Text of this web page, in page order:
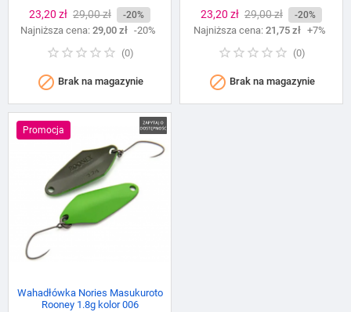
Cena
23,20 zł Cena
podstawowa
29,00 zł -20%
Najniższa cena: 29,00 zł -20%
(0)
 Brak na magazynie
Cena
23,20 zł Cena
podstawowa
29,00 zł -20%
Najniższa cena: 21,75 zł +7%
(0)
 Brak na magazynie
Promocja
Wahadłówka Nories Masukuroto
Rooney 1.8g kolor 006